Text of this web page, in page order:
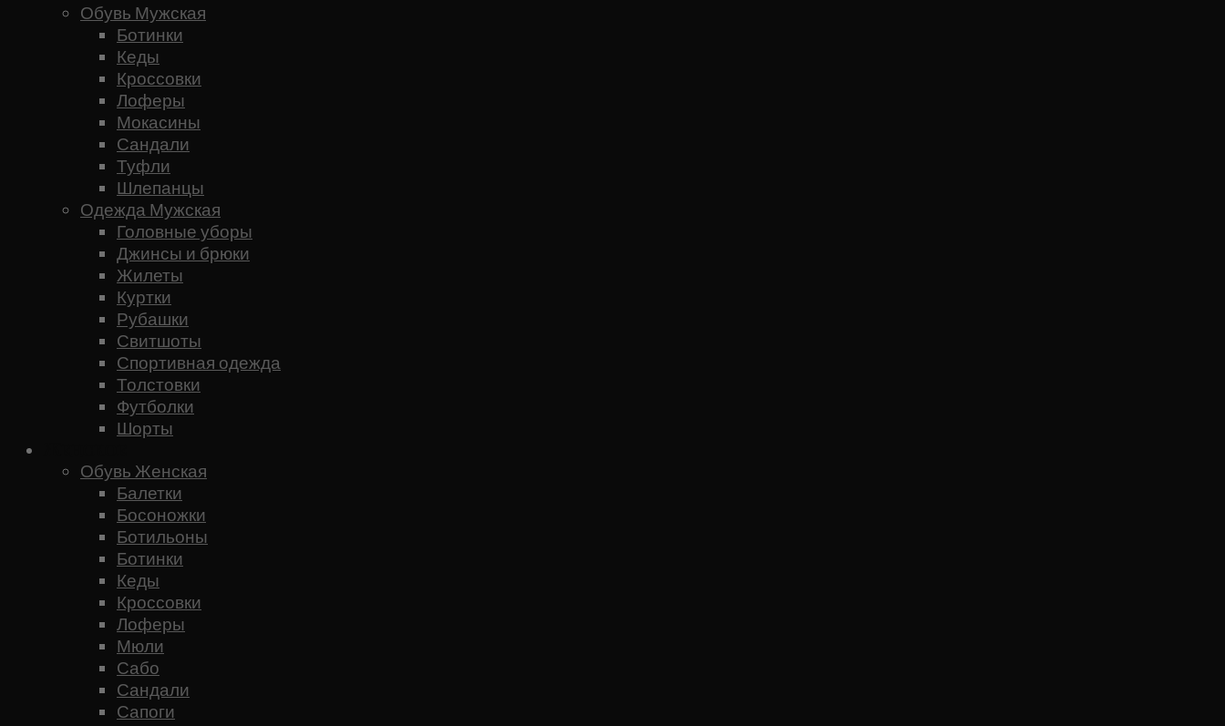
Обувь Мужская
Ботинки
Кеды
Кроссовки
Лоферы
Мокасины
Сандали
Туфли
Шлепанцы
Одежда Мужская
Головные уборы
Джинсы и брюки
Жилеты
Куртки
Рубашки
Свитшоты
Спортивная одежда
Толстовки
Футболки
Шорты
Обувь Женская
Балетки
Босоножки
Ботильоны
Ботинки
Кеды
Кроссовки
Лоферы
Мюли
Сабо
Сандали
Сапоги